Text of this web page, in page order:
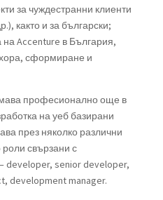
за чуждестранни клиенти
както и за български;
Accenture в България,
сформиране и
професионално още в
на уеб базирани
през няколко различни
свързани с
developer, senior developer,
development manager.